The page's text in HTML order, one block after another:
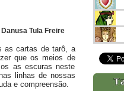
Danusa Tula Freire
as cartas de tarô, a
que os meios de
as escuras neste
linhas de nossas
e compreensão.